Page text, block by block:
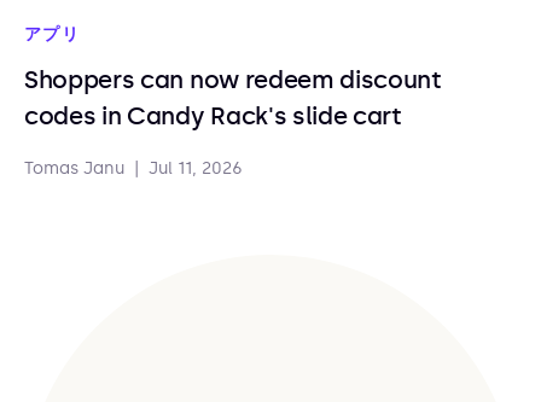
アプリ
Shoppers can now redeem discount
codes in Candy Rack's slide cart
Tomas Janu Jul 11, 2026